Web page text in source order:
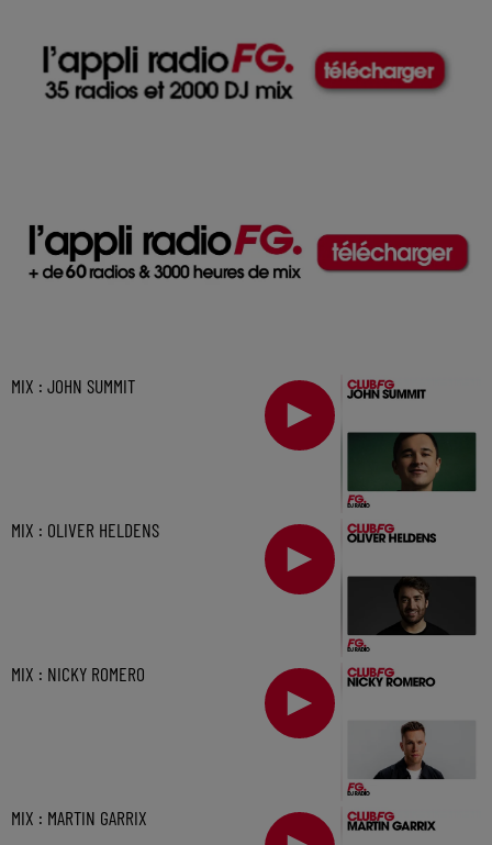
MIX : JOHN SUMMIT
MIX : OLIVER HELDENS
MIX : NICKY ROMERO
MIX : MARTIN GARRIX